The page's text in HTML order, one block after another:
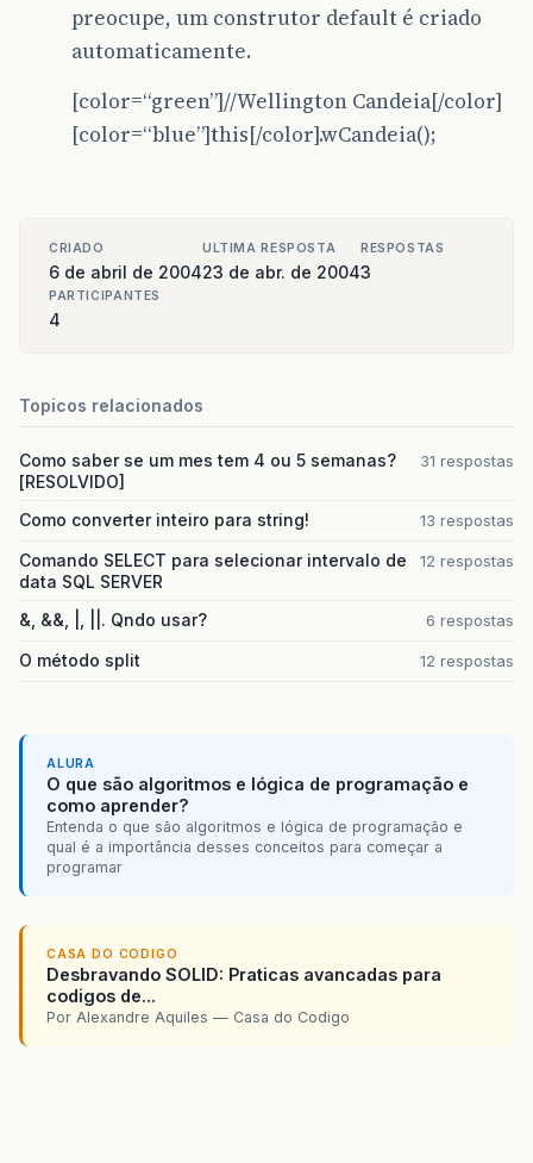
preocupe, um construtor default é criado
automaticamente.
[color=“green”]//Wellington Candeia[/color]
[color=“blue”]this[/color].wCandeia();
CRIADO
6 de abril de 2004
ULTIMA RESPOSTA
23 de abr. de 2004
RESPOSTAS
3
PARTICIPANTES
4
Topicos relacionados
Como saber se um mes tem 4 ou 5 semanas?
[RESOLVIDO]
31 respostas
Como converter inteiro para string! 13 respostas
Comando SELECT para selecionar intervalo de
data SQL SERVER
12 respostas
&, &&, |, ||. Qndo usar? 6 respostas
O método split 12 respostas
ALURA
O que são algoritmos e lógica de programação e
como aprender?
Entenda o que são algoritmos e lógica de programação e
qual é a importância desses conceitos para começar a
programar
CASA DO CODIGO
Desbravando SOLID: Praticas avancadas para
codigos de...
Por Alexandre Aquiles — Casa do Codigo